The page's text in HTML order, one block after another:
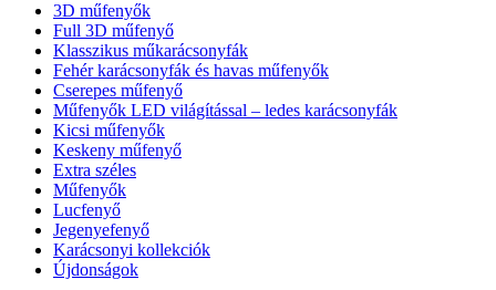
3D műfenyők
Full 3D műfenyő
Klasszikus műkarácsonyfák
Fehér karácsonyfák és havas műfenyők
Cserepes műfenyő
Műfenyők LED világítással – ledes karácsonyfák
Kicsi műfenyők
Keskeny műfenyő
Extra széles
Műfenyők
Lucfenyő
Jegenyefenyő
Karácsonyi kollekciók
Újdonságok